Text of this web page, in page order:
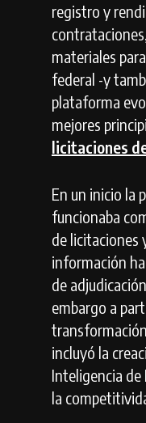
registro y
materiales
federal -y
plataforma
mejores
licitaciones
En un inicio la
funcionaba
de licitaciones
información
de
embargo a
incluyó la
Inteligencia
la